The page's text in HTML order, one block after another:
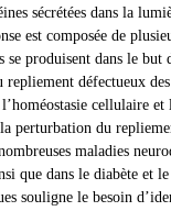
sécrétées dans la
est composée de
se produisent dans le but
repliement défectueux
cellulaire et
perturbation du
maladies
que dans le diabète et
souligne le besoin